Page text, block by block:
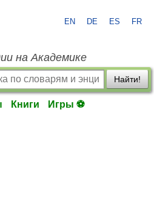
EN DE ES FR
на Академике
Найти!
Книги Игры ⚽